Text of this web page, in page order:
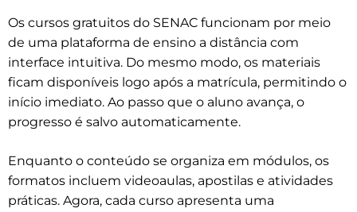
Os cursos gratuitos do SENAC funcionam por meio
de uma plataforma de ensino a distância com
interface intuitiva. Do mesmo modo, os materiais
ficam disponíveis logo após a matrícula, permitindo o
início imediato. Ao passo que o aluno avança, o
progresso é salvo automaticamente.
Enquanto o conteúdo se organiza em módulos, os
formatos incluem videoaulas, apostilas e atividades
práticas. Agora, cada curso apresenta uma